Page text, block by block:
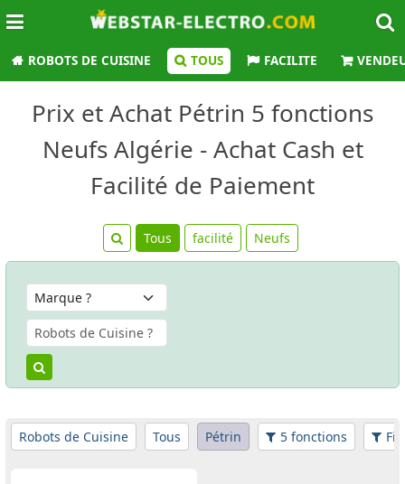
ROBOTS DE CUISINE TOUS FACILITE
Prix et Achat Pétrin 5 fonctions
Neufs Algérie - Achat Cash et
Facilité de Paiement
Tous facilité Neufs
Robots de Cuisine Tous Pétrin 5 fonctions